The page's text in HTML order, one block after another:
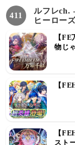
411
ルフレch.
ヒーロー
【
物じ
【
【
スト